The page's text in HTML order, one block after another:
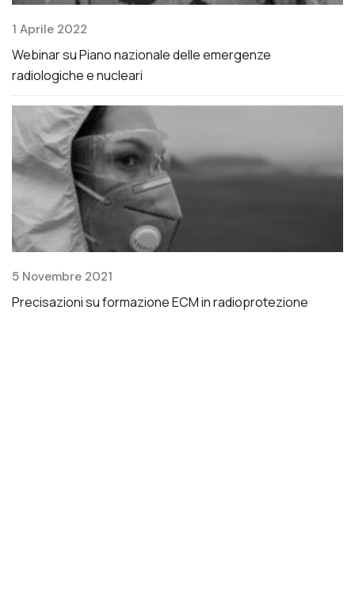
1 Aprile 2022
Webinar su Piano nazionale delle emergenze
radiologiche e nucleari
5 Novembre 2021
Precisazioni su formazione ECM in radioprotezione